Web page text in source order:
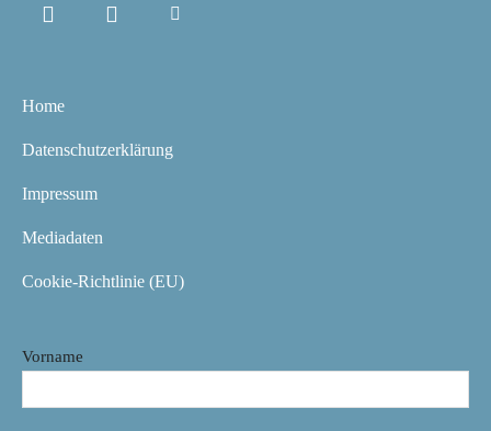
Home
Datenschutzerklärung
Impressum
Mediadaten
Cookie-Richtlinie (EU)
Vorname